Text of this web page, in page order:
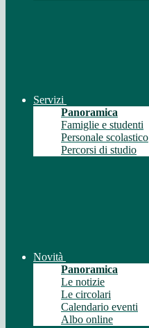
Servizi
Panoramica
Famiglie e studenti
Personale scolastico
Percorsi di studio
Novità
Panoramica
Le notizie
Le circolari
Calendario eventi
Albo online